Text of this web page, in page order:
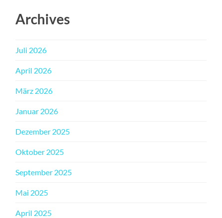
Archives
Juli 2026
April 2026
März 2026
Januar 2026
Dezember 2025
Oktober 2025
September 2025
Mai 2025
April 2025